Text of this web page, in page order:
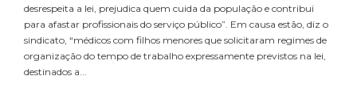
desrespeita a lei, prejudica quem cuida da população e contribui
para afastar profissionais do serviço público”. Em causa estão, diz o
sindicato, “médicos com filhos menores que solicitaram regimes de
organização do tempo de trabalho expressamente previstos na lei,
destinados a...